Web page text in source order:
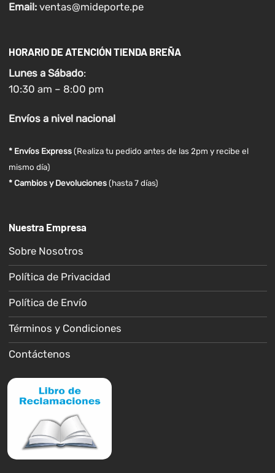
Email: ventas@mideporte.pe
HORARIO DE ATENCIÓN TIENDA BREÑA
Lunes a Sábado:
10:30 am – 8:00 pm
Envíosa nivel nacional
* Envíos Express(Realiza tu pedido antes de las 2pm y recibe el
mismo día)
* Cambios y Devoluciones (hasta 7 días)
Nuestra Empresa
Sobre Nosotros
Política de Privacidad
Política de Envío
Términos y Condiciones
Contáctenos